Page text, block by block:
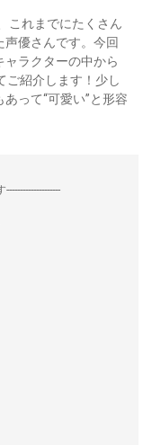
これまでにたくさん
優さんです。今回
ラクターの中から
ご紹介します！少し
って“可愛い”と形容